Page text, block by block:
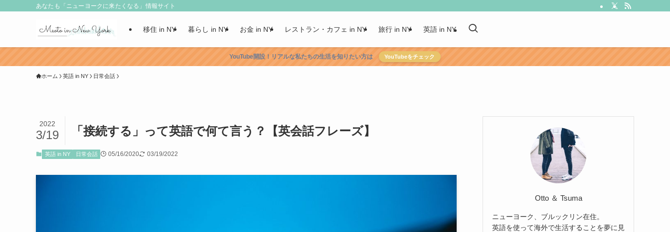
あなたも「ニューヨークに来たくなる」情報サイト
移住 in NY 暮らし in NY お金 in NY レストラン・カフェ in NY 旅行 in NY 英語 in NY
YouTube開設！リアルな私たちの生活を知りたい方は YouTubeをチェック
ホーム 英語 in NY 日常会話
「接続する」って英語で何て言う？【英会話フレーズ】
2022
3/19
英語 in NY 日常会話 05/16/2020 03/19/2022
Otto ＆ Tsuma
ニューヨーク、ブルックリン在住。
英語を使って海外で生活することを夢に見